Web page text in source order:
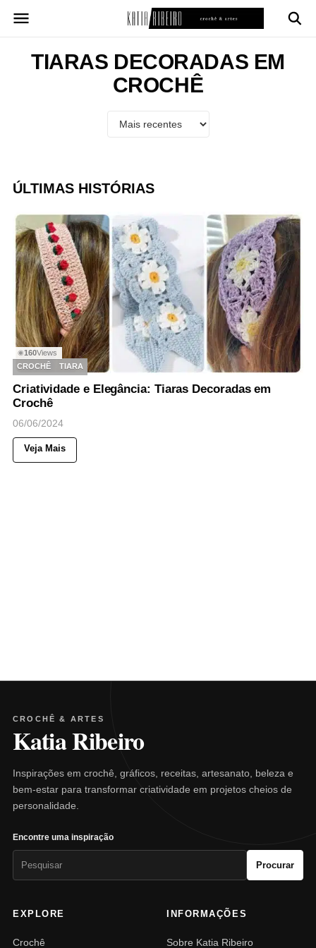
para
conteúdoTIARAS DECORADAS EM
CROCHÊ
ÚLTIMAS HISTÓRIAS
◉160Views
CROCHÊ
TIARA
Criatividade e Elegância: Tiaras Decoradas em
Crochê
06/06/2024
Veja Mais
CROCHÊ & ARTES
Katia Ribeiro
Inspirações em crochê, gráficos, receitas, artesanato, beleza e
bem-estar para transformar criatividade em projetos cheios de
personalidade.
Encontre uma inspiração
Procurar
EXPLORE
Crochê
INFORMAÇÕES
Sobre Katia Ribeiro